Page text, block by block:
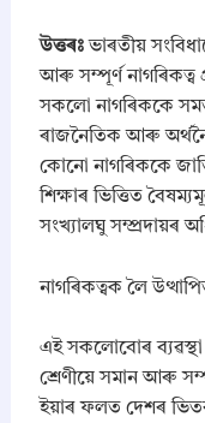
উত্তৰঃভাৰতীয়
আৰু সম্পূৰ্ণ নাগৰিকত্ব
সকলো নাগৰিককে
ৰাজনৈতিক আৰু
কোনো নাগৰিককে
শিক্ষাৰ ভিত্তিত
সংখ্যালঘু সম্প্ৰদায়ৰ
​নাগৰিকত্বক লৈ
এই সকলোবোৰ ব্যৱস্থা
শ্ৰেণীয়ে সমান আৰু
ইয়াৰ ফলত দেশৰ